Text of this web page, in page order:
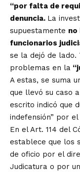
“por falta de
denuncia. La
supuestamente no
funcionarios
se la dejó de lado.
problemas en la
A estas, se suma
que llevó su caso
escrito indicó que
indefensión” por
En el Art. 114 del
establece que los
de oficio por el
Judicatura o por